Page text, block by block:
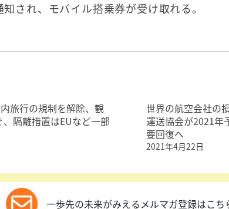
され、モバイル搭乗券が受け取れる。
旅行の規制を解除、観
隔離措置はEUなど一部
世界の航空会社の
運送協会が2021年
要回復へ
2021年4月22日
一歩先の未来がみえるメルマガ登録はこち